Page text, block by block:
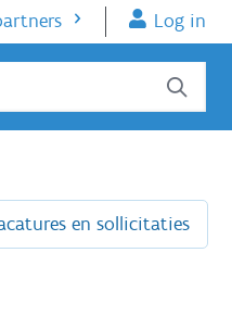
Log in
en sollicitaties